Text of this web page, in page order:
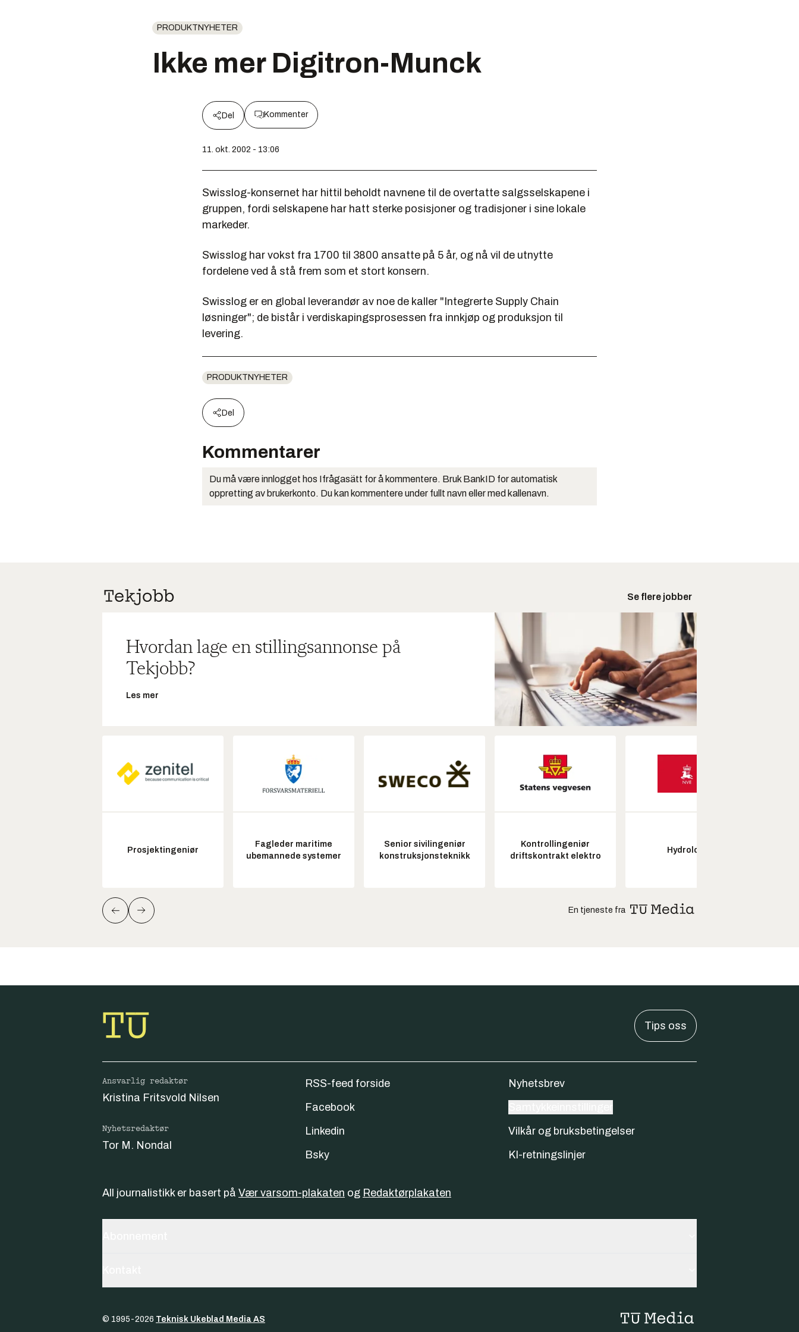
PRODUKTNYHETER
Ikke mer Digitron-Munck
Del Kommenter
11. okt. 2002 - 13:06
Swisslog-konsernet har hittil beholdt navnene til de overtatte salgsselskapene i
gruppen, fordi selskapene har hatt sterke posisjoner og tradisjoner i sine lokale
markeder.
Swisslog har vokst fra 1700 til 3800 ansatte på 5 år, og nå vil de utnytte
fordelene ved å stå frem som et stort konsern.
Swisslog er en global leverandør av noe de kaller "Integrerte Supply Chain
løsninger"; de bistår i verdiskapingsprosessen fra innkjøp og produksjon til
levering.
PRODUKTNYHETER
Del
Kommentarer
Du må være innlogget hos Ifrågasätt for å kommentere. Bruk BankID for automatisk
oppretting av brukerkonto. Du kan kommentere under fullt navn eller med kallenavn.
Se flere jobber
Hvordan lage en stillingsannonse på
Tekjobb?
Les mer
Prosjektingeniør
Fagleder maritime
ubemannede systemer
Senior sivilingeniør
konstruksjonsteknikk
Kontrollingeniør
driftskontrakt elektro
Hydrolog
En tjeneste fra
Tips oss
Ansvarlig redaktør
Kristina Fritsvold Nilsen
Nyhetsredaktør
Tor M. Nondal
RSS-feed forside
Facebook
Linkedin
Bsky
Nyhetsbrev
Vilkår og bruksbetingelser
KI-retningslinjer
All journalistikk er basert på Vær varsom-plakaten og Redaktørplakaten
© 1995-2026 Teknisk Ukeblad Media AS